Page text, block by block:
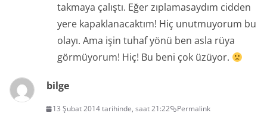
takmaya çalıştı. Eğer zıplamasaydım cidden
yere kapaklanacaktım! Hiç unutmuyorum bu
olayı. Ama işin tuhaf yönü ben asla rüya
görmüyorum! Hiç! Bu beni çok üzüyor.
bilge
13 Şubat 2014 tarihinde, saat 21:22 Permalink